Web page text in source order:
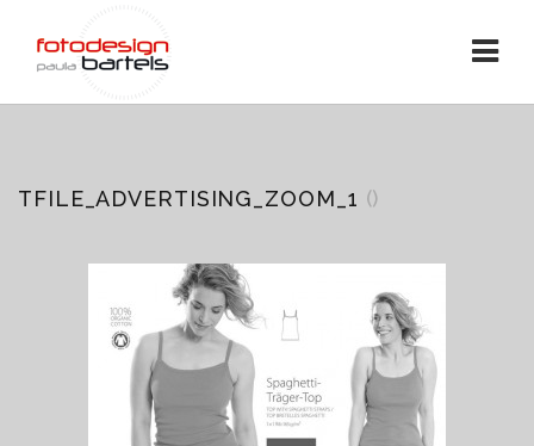
TFILE_ADVERTISING_ZOOM_1 ()